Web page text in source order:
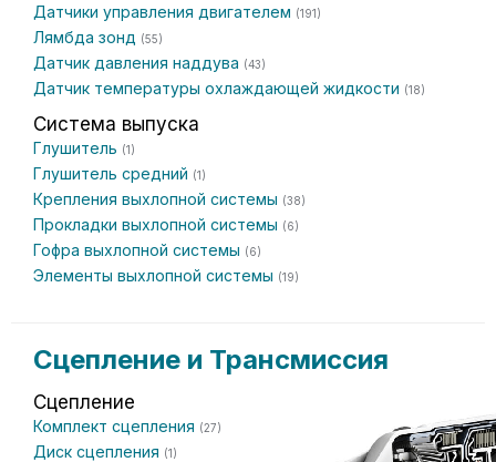
Датчики управления двигателем (191)
Лямбда зонд (55)
Датчик давления наддува (43)
Датчик температуры охлаждающей жидкости (18)
Система выпуска
Глушитель (1)
Глушитель средний (1)
Крепления выхлопной системы (38)
Прокладки выхлопной системы (6)
Гофра выхлопной системы (6)
Элементы выхлопной системы (19)
Сцепление и Трансмиссия
Сцепление
Комплект сцепления (27)
Диск сцепления (1)